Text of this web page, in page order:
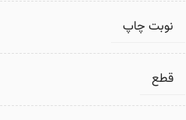
نوبت چاپ
قطع